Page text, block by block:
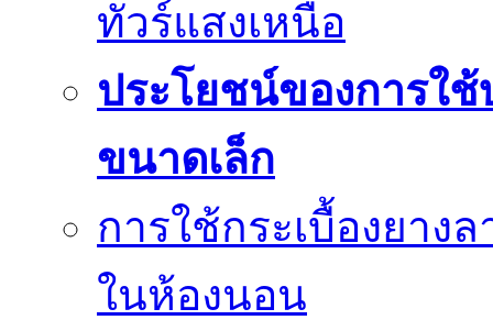
ทัวร์แสงเหนือ
ประโยชน์ของการใ
ขนาดเล็ก
การใช้กระเบื้องยาง
ในห้องนอน